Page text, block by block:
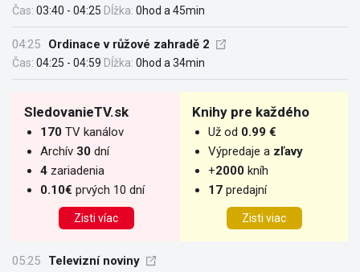
Čas: 03:40 - 04:25 Dĺžka: 0hod a 45min
04:25 Ordinace v růžové zahradě 2
Čas: 04:25 - 04:59 Dĺžka: 0hod a 34min
SledovanieTV.sk
170 TV kanálov
Archív 30 dní
4 zariadenia
0.10€ prvých 10 dní
Zisti víac
Knihy pre každého
Už od 0.99 €
Výpredaje a zľavy
+2000 kníh
17 predajní
Zisti viac
05:25 Televizní noviny